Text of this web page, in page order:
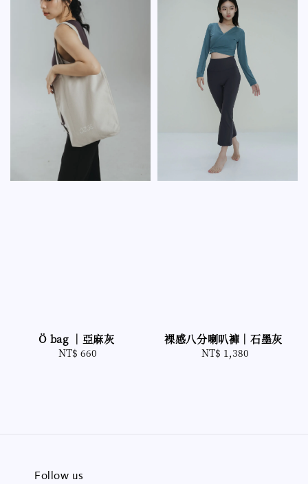
Ö bag ｜亞麻灰
Regular
NT$ 660
裸感八分喇叭褲｜石墨灰
Regular
NT$ 1,380
Follow us